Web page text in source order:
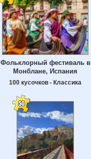
Фольклорный фестиваль в
Монблане, Испания
100 кусочков - Классика